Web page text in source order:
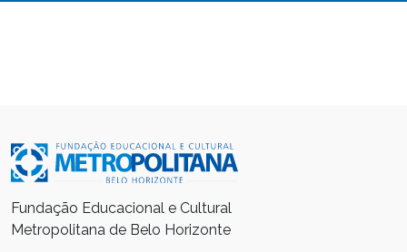
Fundação Educacional e Cultural
Metropolitana de Belo Horizonte